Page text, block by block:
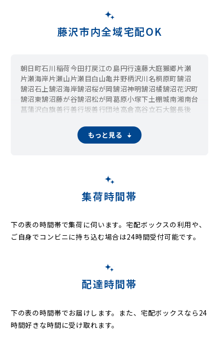
藤沢市内全域宅配OK
朝日町石川 稲荷今田打戻江の島円行遠藤大庭獺郷片瀬
片瀬海岸片瀬山片瀬目白山亀井野柄沢川名桐原町鵠沼
鵠沼石上鵠沼海岸鵠沼桜が岡鵠沼神明鵠沼橘鵠沼花沢町
鵠沼東鵠沼藤が谷鵠沼松が岡葛原小塚下土棚城南湘南台
菖蒲沢白旗善行善行坂善行団地高倉高谷立石大鋸長後
西富西俣野羽鳥花の木
みその台 南藤沢宮原宮前 弥勒寺
もっと見る
集荷時間帯
下の表の時間帯で集荷に伺います。宅配ボックスの利用や、
ご自身でコンビニに持ち込む場合は24時間受付可能です。
配達時間帯
下の表の時間帯でお届けします。また、宅配ボックスなら24
時間好きな時間に受け取れます。